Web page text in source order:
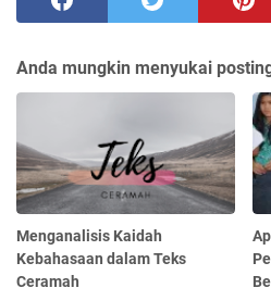
Anda mungkin menyukai
Menganalisis Kaidah
Kebahasaan dalam Teks
Ceramah